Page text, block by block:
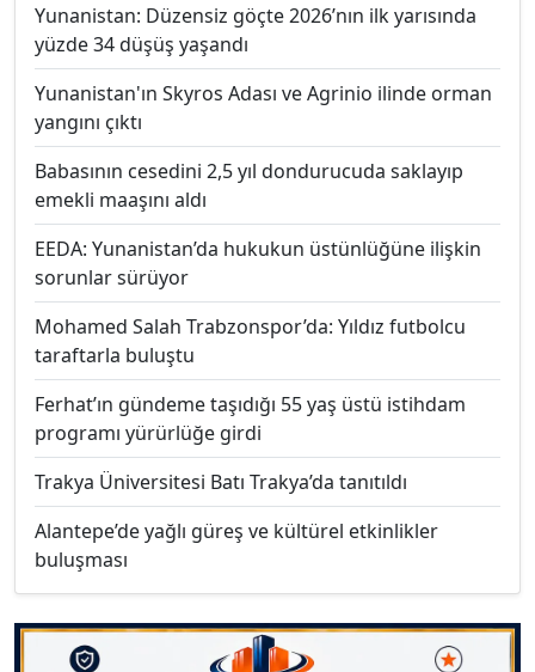
Yunanistan: Düzensiz göçte 2026’nın ilk yarısında
yüzde 34 düşüş yaşandı
Yunanistan'ın Skyros Adası ve Agrinio ilinde orman
yangını çıktı
Babasının cesedini 2,5 yıl dondurucuda saklayıp
emekli maaşını aldı
EEDA: Yunanistan’da hukukun üstünlüğüne ilişkin
sorunlar sürüyor
Mohamed Salah Trabzonspor’da: Yıldız futbolcu
taraftarla buluştu
Ferhat’ın gündeme taşıdığı 55 yaş üstü istihdam
programı yürürlüğe girdi
Trakya Üniversitesi Batı Trakya’da tanıtıldı
Alantepe’de yağlı güreş ve kültürel etkinlikler
buluşması